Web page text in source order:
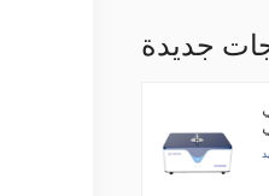
جديدة
|